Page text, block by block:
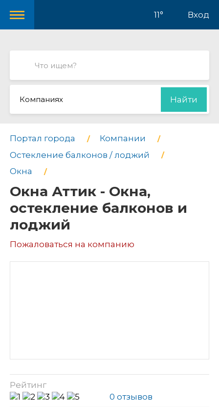
11° Вход
Компаниях Найти
Портал города
Компании
Остекление балконов / лоджий
Окна
Окна Аттик - Окна,
остекление балконов и
лоджий
Пожаловаться на компанию
Рейтинг
0 отзывов